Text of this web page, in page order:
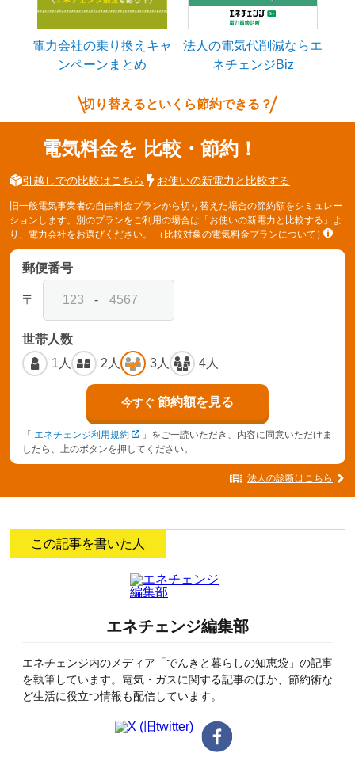
電力会社の乗り換えキャ
ンペーンまとめ
法人の電気代削減ならエ
ネチェンジBiz
切り替えるといくら節約できる？
電気料金を 比較・節約！
引越しでの比較はこちら お使いの新電力と比較する
旧一般電気事業者の自由料金プランから切り替えた場合の節約額をシミュレー
ションします。別のプランをご利用の場合は「お使いの新電力と比較する」よ
り、電力会社をお選びください。
（比較対象の電気料金プランについて）
郵便番号
〒 -
世帯人数
1人
2人 3人 4人
今すぐ 節約額を見る
「 エネチェンジ利用規約
」をご一読いただき、内容に同意いただけま
したら、上のボタンを押してください。
法人の診断はこちら
この記事を書いた人
エネチェンジ編集部
エネチェンジ内のメディア「でんきと暮らしの知恵袋」の記事
を執筆しています。電気・ガスに関する記事のほか、節約術な
ど生活に役立つ情報も配信しています。